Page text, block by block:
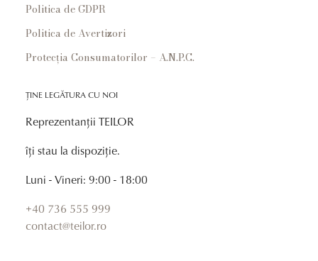
Politica de GDPR
Politica de Avertizori
Protecția Consumatorilor – A.N.P.C.
ȚINE LEGĂTURA CU NOI
Reprezentanții TEILOR
îți stau la dispoziție.
Luni - Vineri: 9:00 - 18:00
+40 736 555 999
contact@teilor.ro